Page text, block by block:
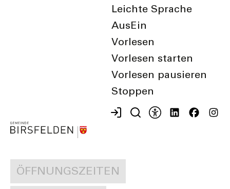
Leichte Sprache
Aus Ein
Vorlesen
Vorlesen starten
Vorlesen pausieren
Stoppen
Wonach suchen Sie?
Meist gesuchte Begriffe
ÖFFNUNGSZEITEN